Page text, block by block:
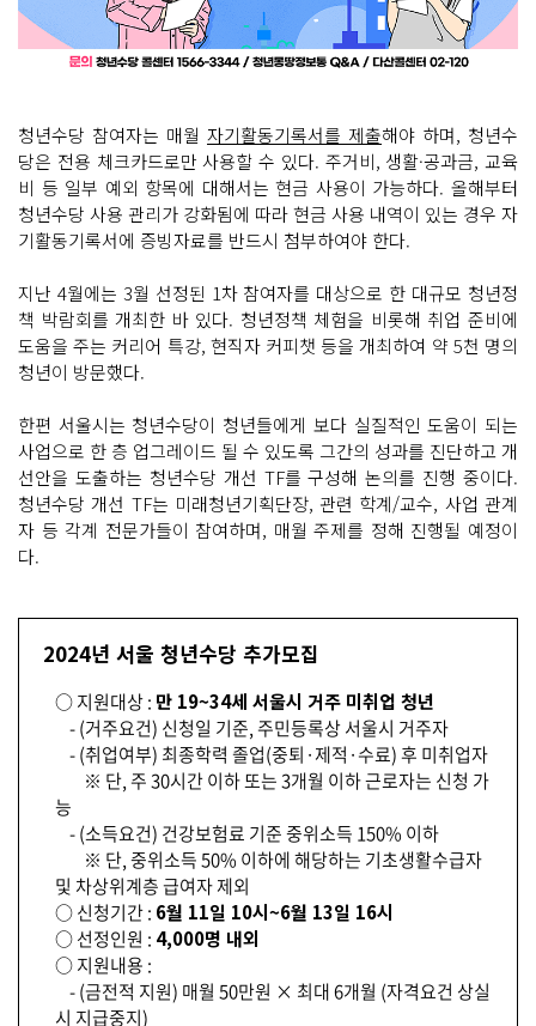
청년수당 참여자는 매월 자기활동기록서를 제출해야 하며, 청년수
당은 전용 체크카드로만 사용할 수 있다. 주거비, 생활·공과금, 교육
비 등 일부 예외 항목에 대해서는 현금 사용이 가능하다. 올해부터
청년수당 사용 관리가 강화됨에 따라 현금 사용 내역이 있는 경우 자
기활동기록서에 증빙자료를 반드시 첨부하여야 한다.
지난 4월에는 3월 선정된 1차 참여자를 대상으로 한 대규모 청년정
책 박람회를 개최한 바 있다. 청년정책 체험을 비롯해 취업 준비에
도움을 주는 커리어 특강, 현직자 커피챗 등을 개최하여 약 5천 명의
청년이 방문했다.
한편 서울시는 청년수당이 청년들에게 보다 실질적인 도움이 되는
사업으로 한 층 업그레이드 될 수 있도록 그간의 성과를 진단하고 개
선안을 도출하는 청년수당 개선 TF를 구성해 논의를 진행 중이다.
청년수당 개선 TF는 미래청년기획단장, 관련 학계/교수, 사업 관계
자 등 각계 전문가들이 참여하며, 매월 주제를 정해 진행될 예정이
다.
2024년 서울 청년수당 추가모집
○ 지원대상 : 만 19~34세 서울시 거주 미취업 청년
- (거주요건) 신청일 기준, 주민등록상 서울시 거주자
- (취업여부) 최종학력 졸업(중퇴·제적·수료) 후 미취업자
※ 단, 주 30시간 이하 또는 3개월 이하 근로자는 신청 가
능
- (소득요건) 건강보험료 기준 중위소득 150% 이하
※ 단, 중위소득 50% 이하에 해당하는 기초생활수급자
및 차상위계층 급여자 제외
○ 신청기간 : 6월 11일 10시~6월 13일 16시
○ 선정인원 : 4,000명 내외
○ 지원내용 :
- (금전적 지원) 매월 50만원 × 최대 6개월 (자격요건 상실
시 지급중지)